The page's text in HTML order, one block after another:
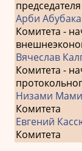
председателя
Арби
Комитета -
Вячеслав
Комитета -
Низами
Комитета
Евгений
Комитета